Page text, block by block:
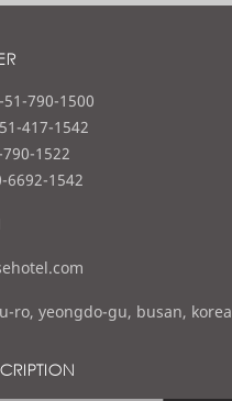
790-1500
417-1542
1522
6692-1542
ro, yeongdo-gu, busan, korea